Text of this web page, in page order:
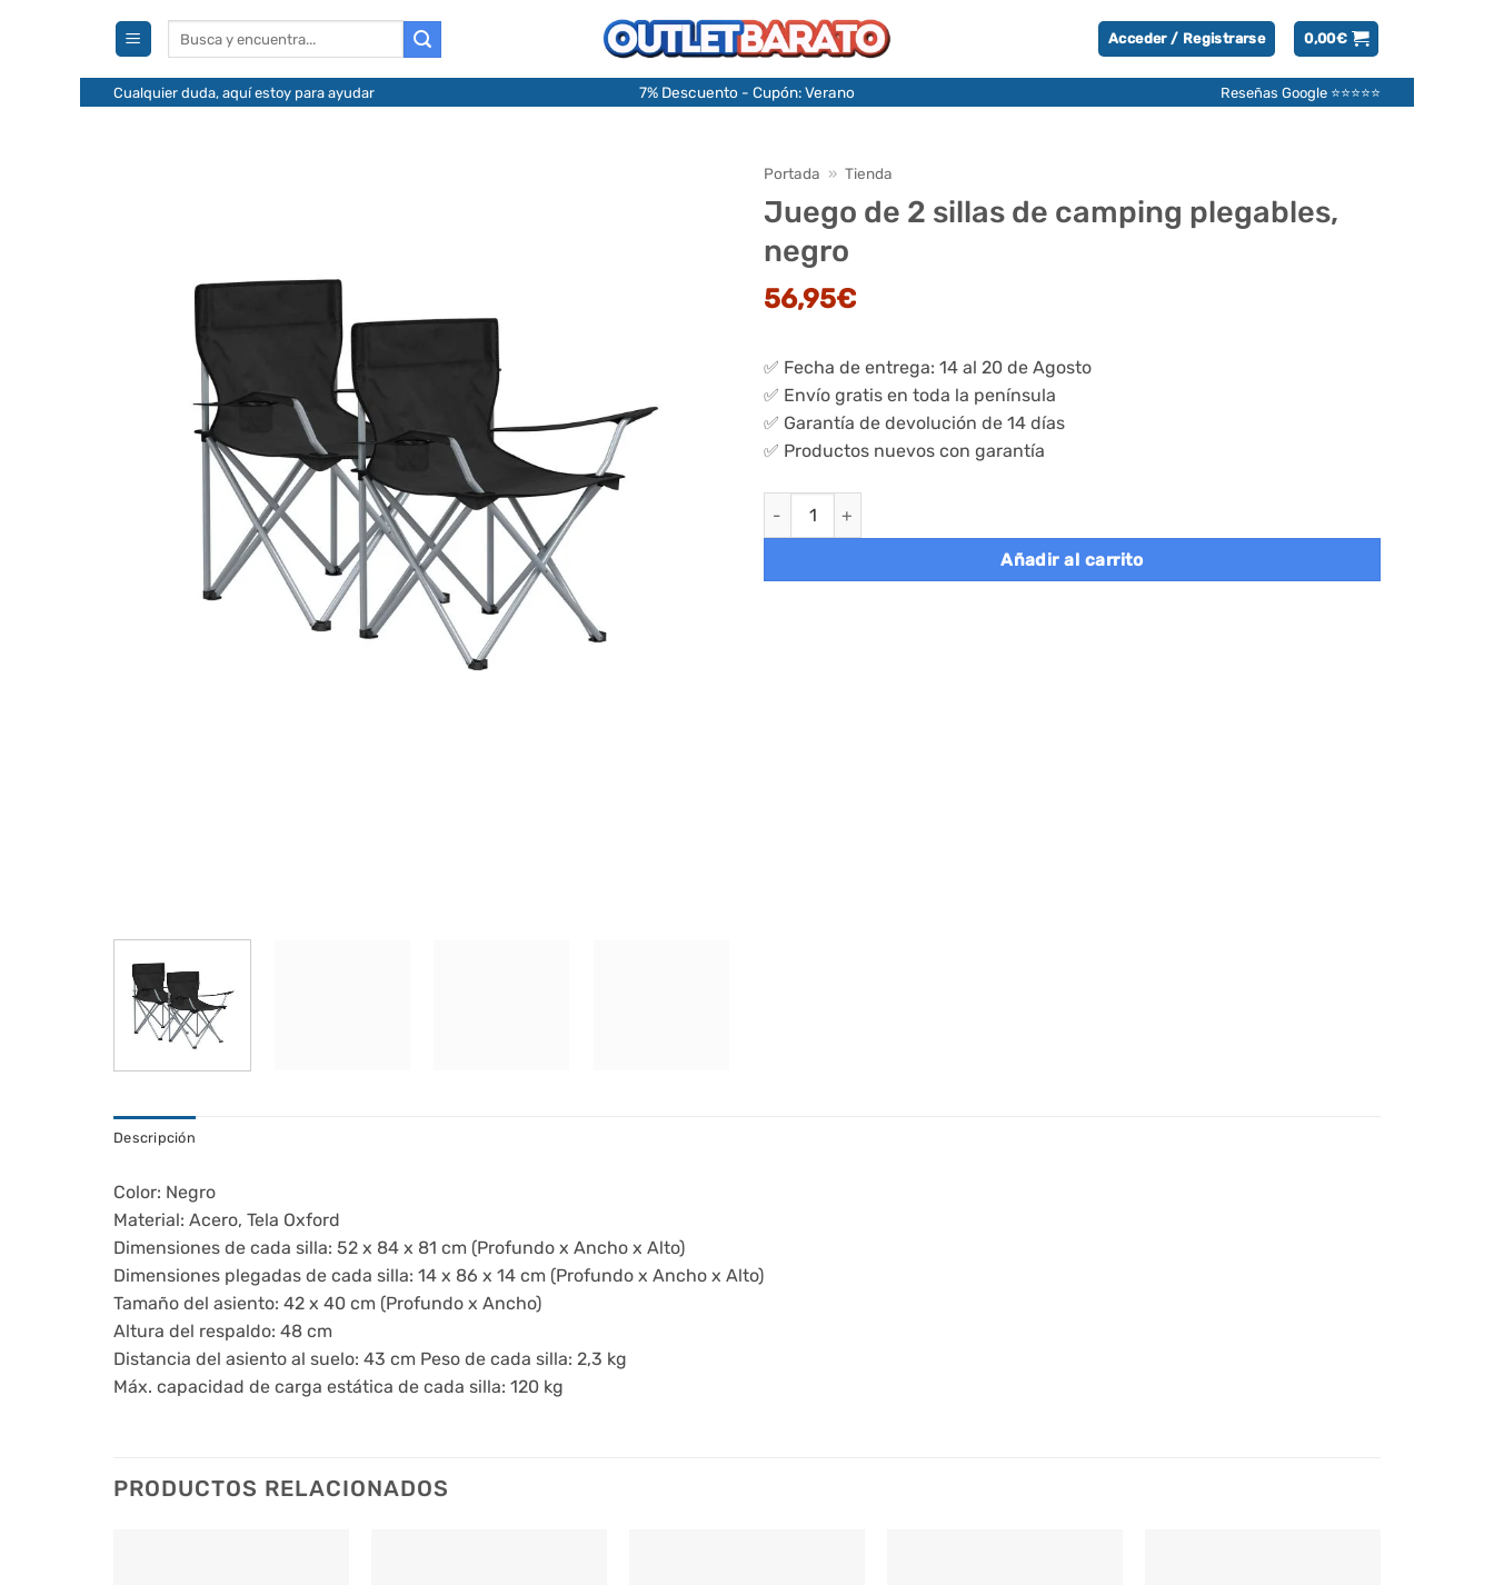
Acceder / Registrarse 0,00€
Cualquier duda, aquí estoy para ayudar 7% Descuento - Cupón: Verano Reseñas Google ⭐⭐⭐⭐⭐
Portada » Tienda
Juego de 2 sillas de camping plegables,
negro
56,95€
✅ Fecha de entrega: 14 al 20 de Agosto
✅ Envío gratis en toda la península
✅ Garantía de devolución de 14 días
✅ Productos nuevos con garantía
Juego de 2 sillas de camping plegables, negro cantidad
Añadir al carrito
Descripción
Color: Negro
Material: Acero, Tela Oxford
Dimensiones de cada silla: 52 x 84 x 81 cm (Profundo x Ancho x Alto)
Dimensiones plegadas de cada silla: 14 x 86 x 14 cm (Profundo x Ancho x Alto)
Tamaño del asiento: 42 x 40 cm (Profundo x Ancho)
Altura del respaldo: 48 cm
Distancia del asiento al suelo: 43 cm Peso de cada silla: 2,3 kg
Máx. capacidad de carga estática de cada silla: 120 kg
PRODUCTOS RELACIONADOS